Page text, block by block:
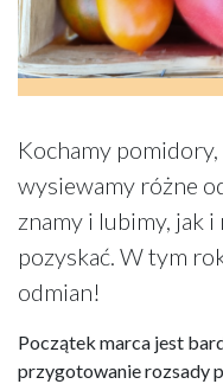
Kochamy
wysiewamy różne
znamy i lubimy, jak
pozyskać. W tym
odmian!
Początek marca jest
przygotowanie rozsady